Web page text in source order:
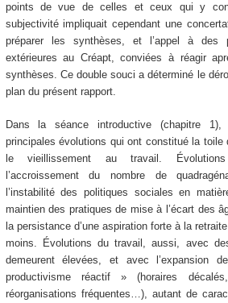
points de vue de celles et ceux qui y
subjectivité impliquait cependant une
préparer les synthèses, et l’appel à des
extérieures au Créapt, conviées à réagir
synthèses. Ce double souci a déterminé le
plan du présent rapport.
Dans la séance introductive (chapitre
principales évolutions qui ont constitué la toile
le vieillissement au travail. Évolutions
l’accroissement du nombre de
l’instabilité des politiques sociales en
maintien des pratiques de mise à l’écart des
la persistance d’une aspiration forte à la
moins. Évolutions du travail, aussi, avec
demeurent élevées, et avec l’expansion
productivisme réactif » (horaires
réorganisations fréquentes…), autant de